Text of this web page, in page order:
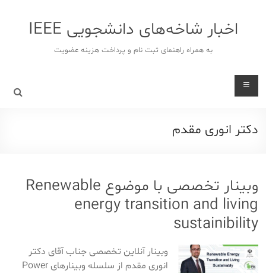
اخبار شاخه‌های دانشجویی IEEE
به همراه راهنمای ثبت نام و پرداخت هزینه عضویت
دکتر انوری مقدم
وبینار تخصصی با موضوع Renewable
energy transition and living
sustainibility
وبینار آنلاین تخصصی جناب آقای دکتر
انوری مقدم از سلسله وبینارهای Power